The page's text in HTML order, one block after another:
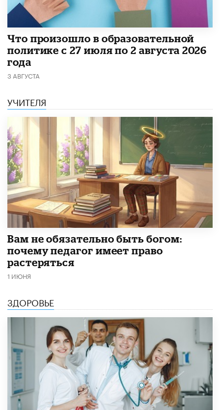
​Что произошло в образовательной
политике с 27 июля по 2 августа 2026
года
3 АВГУСТА
УЧИТЕЛЯ
​Вам не обязательно быть богом:
почему педагог имеет право
растеряться
1 ИЮНЯ
ЗДОРОВЬЕ